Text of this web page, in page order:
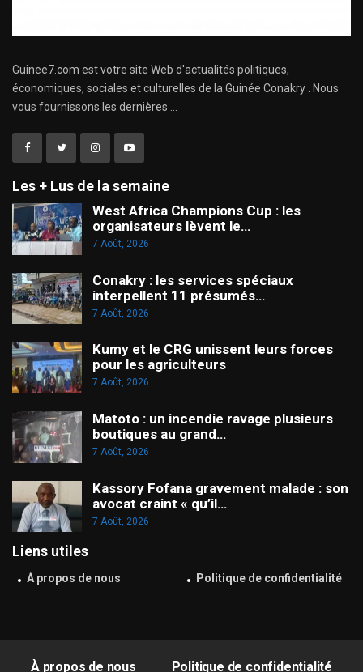
Guinee7.com est votre site Web d'actualités politiques,
économiques, sociales et culturelles de la Guinée Conakry . Nous
vous fournissons les dernières ...
Les + Lus de la semaine
West Africa Champions Cup : les
organisateurs lèvent le…
7 Août, 2026
Conakry : les services spéciaux
interpellent 11 présumés…
7 Août, 2026
Kumy et le CRG unissent leurs forces
pour les agriculteurs
7 Août, 2026
Matoto : un incendie ravage plusieurs
boutiques au grand…
7 Août, 2026
Kassory Fofana gravement malade : son
avocat craint « qu’il…
7 Août, 2026
Liens utiles
À propos de nous Politique de confidentialité
À propos de nous Politique de confidentialité